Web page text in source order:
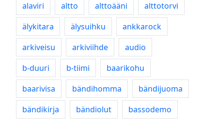
alaviri
altto alttoääni
alttotorvi
älykitara
älysuihku
ankkarock
arkiveisu
arkiviihde
audio
b-duuri
b-tiimi
baarikohu
baarivisa
bändihomma
bändijuoma
bändikirja
bändiolut
bassodemo